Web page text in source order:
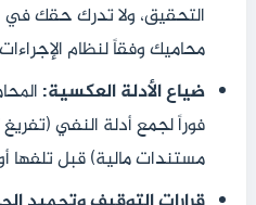
التحقيق، ولا تدرك حقك في
محاميك وفقاً لنظام
ضياع الأدلة العكسية:
فوراً لجمع أدلة النفي
مستندات مالية) قبل تلفها